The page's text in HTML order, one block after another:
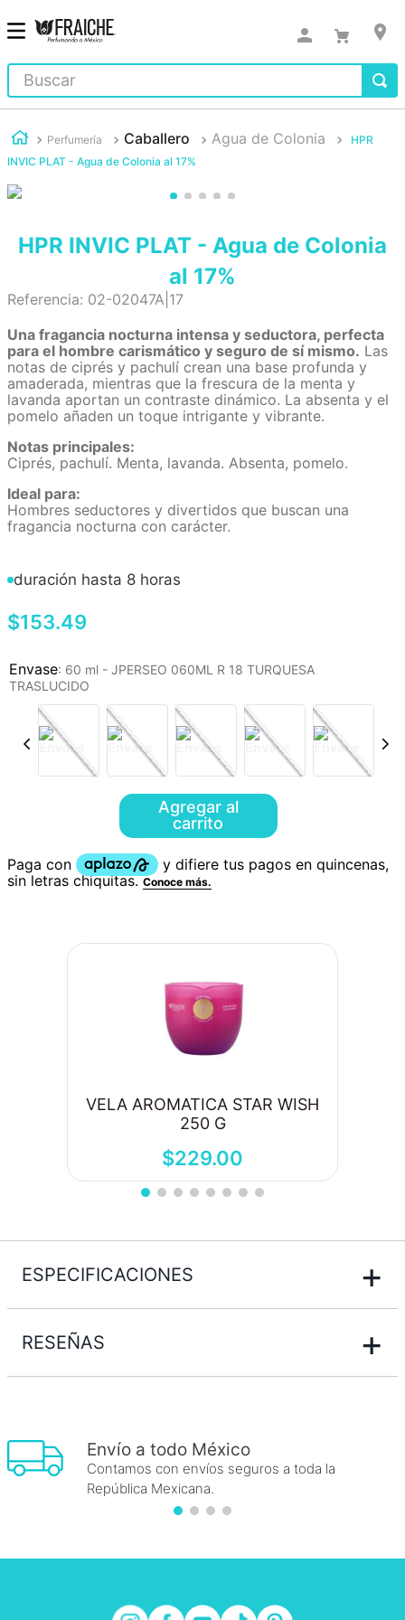
Buscar
Perfumería Caballero Agua de Colonia
HPR
INVIC PLAT - Agua de Colonia al 17%
HPR INVIC PLAT - Agua de Colonia
al 17%
Referencia: 02-02047A|17
Una fragancia nocturna intensa y seductora, perfecta
para el hombre carismático y seguro de sí mismo. Las
notas de ciprés y pachulí crean una base profunda y
amaderada, mientras que la frescura de la menta y
lavanda aportan un contraste dinámico. La absenta y el
pomelo añaden un toque intrigante y vibrante.
Notas principales:
Ciprés, pachulí. Menta, lavanda. Absenta, pomelo.
Ideal para:
Hombres seductores y divertidos que buscan una
fragancia nocturna con carácter.
duración hasta 8 horas
$153.49
: 60 ml - JPERSEO 060ML R 18 TURQUESA
TRASLUCIDO
Agregar al
carrito
VELA AROMATICA STAR WISH
250 G
$229.00
ESPECIFICACIONES +
RESEÑAS +
Envío a todo México
Contamos con envíos seguros a toda la
República Mexicana.